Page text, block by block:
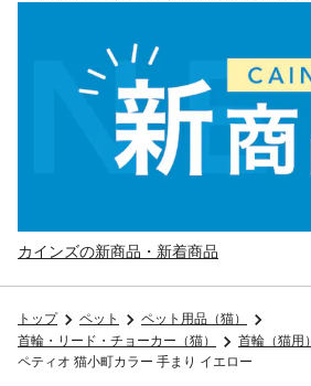
カインズの新商品・新着商品
トップ ペット
ペット用品（猫）
首輪・リード・チョーカー（猫）
首輪（猫用）
ペティオ 猫小町カラー 手まり イエロー